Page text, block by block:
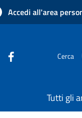
Accedi all'area
Cerca
Tutti gli